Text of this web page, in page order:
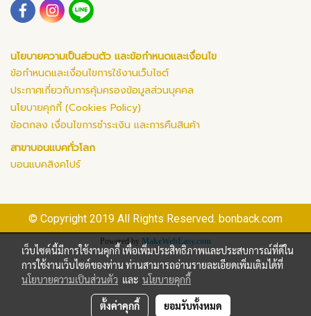
นโยบายความเป็นส่วนตัว และข้อกำหนดและเงื่อนไข
ข้อกำหนดและเงื่อนไขการใช้งานเว็บไซต์
ประกาศเกี่ยวกับการคุ้มครองข้อมูลส่วนบุคคล
นโยบายคุกกี้ (Cookies Policy)
ข้อตกลง เงื่อนไขการชำระเงิน และการคืนสินค้า
สาขาบอนแบคทั่วโลก
บอนแบคสิงคโปร์
© Copyright 2019 All Rights Reserved. bonback.com
Powered by MakeWebEasy.com
เว็บไซต์นี้มีการใช้งานคุกกี้ เพื่อเพิ่มประสิทธิภาพและประสบการณ์ที่ดีใน
การใช้งานเว็บไซต์ของท่าน ท่านสามารถอ่านรายละเอียดเพิ่มเติมได้ที่
นโยบายความเป็นส่วนตัว และ นโยบายคุกกี้
ตั้งค่าคุกกี้ ยอมรับทั้งหมด